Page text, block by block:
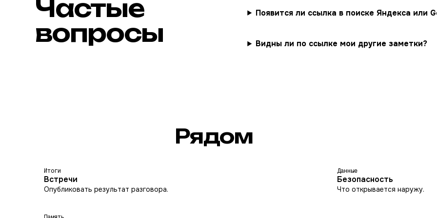
Частые
вопросы
Появится ли ссылка в поиске Яндекса или
Видны ли по ссылке мои другие заметки?
Рядом
Итоги
Встречи
Опубликовать результат разговора.
Данные
Безопасность
Что открывается наружу.